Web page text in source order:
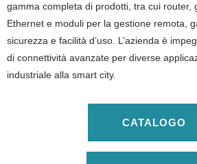
gamma completa di prodotti, tra cui router,
Ethernet e moduli per la gestione remota,
sicurezza e facilità d’uso. L’azienda è
di connettività avanzate per diverse
industriale alla smart city.
CATALOGO